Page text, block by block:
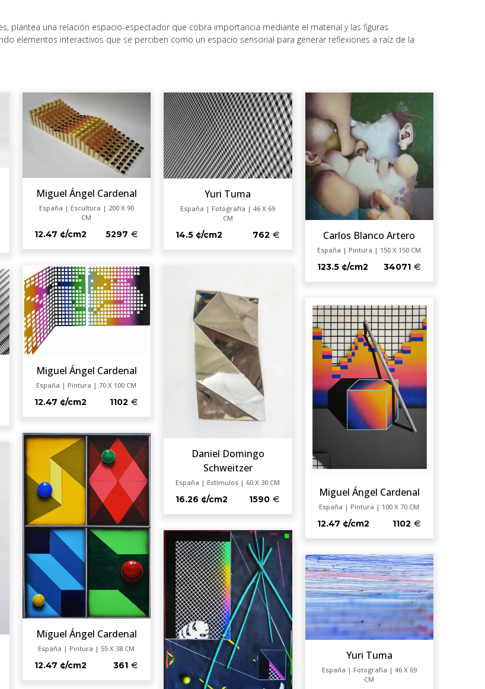
plantea una relación espacio-espectador que cobra importancia mediante el material y las figuras
elementos interactivos que se perciben como un espacio sensorial para generar reflexiones a raíz de la
Miguel Ángel Cardenal
España | Escultura | 200 X 90
CM
12.47 ¢/cm2 5297
Yuri Tuma
España | Fotografía | 46 X 69
CM
14.5 ¢/cm2 762 Carlos Blanco Artero
España | Pintura | 150 X 150 CM
123.5 ¢/cm2 34071
Miguel Ángel Cardenal
España | Pintura | 70 X 100 CM
12.47 ¢/cm2 1102
Daniel Domingo
Schweitzer
España | Estímulos | 60 X 30 CM
16.26 ¢/cm2 1590
Miguel Ángel Cardenal
España | Pintura | 100 X 70 CM
12.47 ¢/cm2 1102
Miguel Ángel Cardenal
España | Pintura | 55 X 38 CM
12.47 ¢/cm2 361
Yuri Tuma
España | Fotografía | 46 X 69
CM